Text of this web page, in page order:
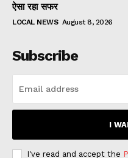
ऐसा रहा सफर
LOCAL NEWS August 8, 2026
Subscribe
I
I've read and accept the